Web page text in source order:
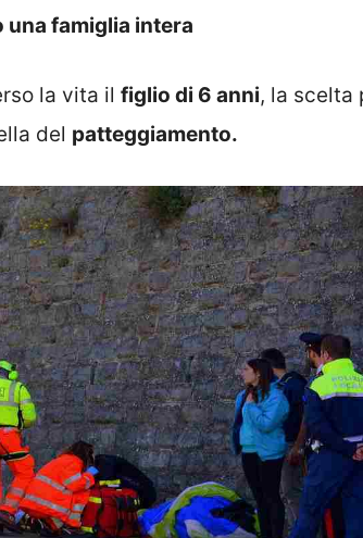
famiglia intera
la vita il figlio di 6 anni, la scelta
del patteggiamento.